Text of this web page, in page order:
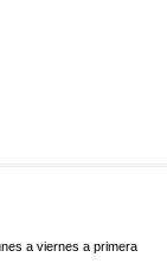
a viernes a primera